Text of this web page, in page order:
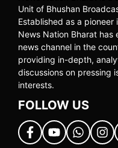
Unit of Bhushan
Established as a
News Nation Bharat
news channel in the
providing in-depth,
discussions on pressing
interests.
FOLLOW US